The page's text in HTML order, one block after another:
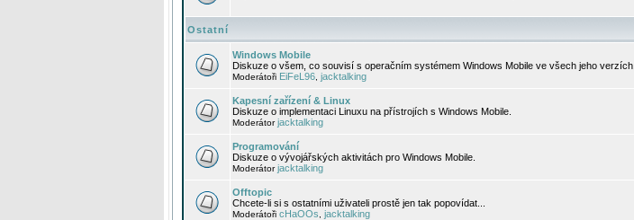
Ostatní
Windows Mobile
Diskuze o všem, co souvisí s operačním systémem Windows Mobile ve všech jeho verzích.
Moderátoři EiFeL96 jacktalking
Kapesní zařízení & Linux
Diskuze o implementaci Linuxu na přístrojích s Windows Mobile.
Moderátorjacktalking
Programování
Diskuze o vývojářských aktivitách pro Windows Mobile.
Moderátorjacktalking
Offtopic
Chcete-li si s ostatními uživateli prostě jen tak popovídat...
Moderátoři cHaOOs jacktalking